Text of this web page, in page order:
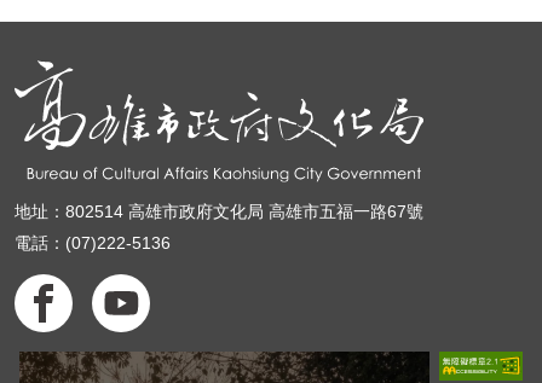
地址：802514 高雄市政府文化局 高雄市五福一路67號
電話：(07)222-5136